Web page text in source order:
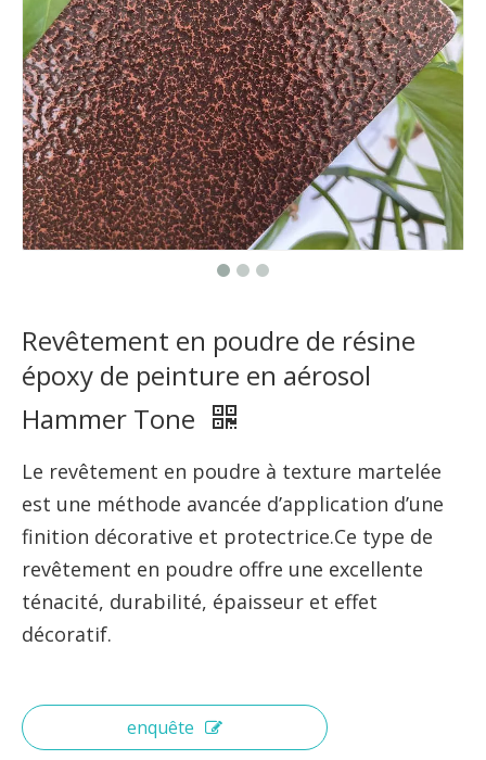
Revêtement en poudre de résine
époxy de peinture en aérosol
Hammer Tone
Le revêtement en poudre à texture martelée
est une méthode avancée d’application d’une
finition décorative et protectrice.Ce type de
revêtement en poudre offre une excellente
ténacité, durabilité, épaisseur et effet
décoratif.
enquête